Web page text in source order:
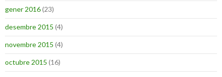
gener 2016(23)
desembre 2015 (4)
novembre 2015 (4)
octubre 2015 (16)